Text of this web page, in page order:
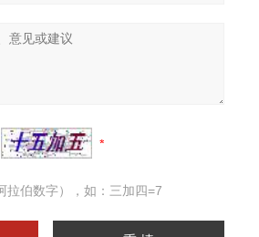
拉伯数字），如：三加四=7